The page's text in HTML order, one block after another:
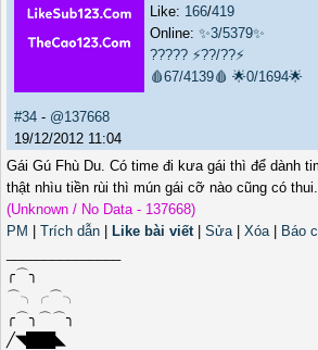
Like: 166/419
Online: ✨3/5379✨
????? ⚡??/??⚡
🩸67/4139🩸 🌟0/1694🌟
#34 - @137668
19/12/2012 11:04
Gái Gú Fhù Du. Có time đi kưa gái thì để dành
thật nhìu tiền rùi thì mún gái cỡ nào cũng có
(Unknown / No Data - 137668)
PM
Trích dẫn Like bài viết| Sửa| Xóa| Báo
╭⌒╮
⌒╮╭⌒╮
╭⌒╮⌒⌒╮
╱◥███◣